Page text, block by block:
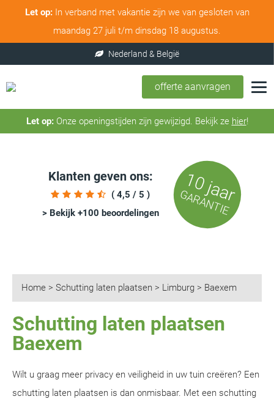
Let op:In verband met vakantie zijn we van gesloten van
maandag 27 juli t/m dinsdag 18 augustus.
offerte aanvragen
Let op:Onze openingstijden zijn gewijzigd. Bekijk ze hier!
Klanten geven ons:
( 4,5 / 5 )
> Bekijk +100 beoordelingen
10 jaar
GARANTIE
Home > Schutting laten plaatsen > Limburg > Baexem
Schutting laten plaatsen
Baexem
Wilt u graag meer privacy en veiligheid in uw tuin creëren? Een
schutting laten plaatsen is dan onmisbaar. Met een schutting